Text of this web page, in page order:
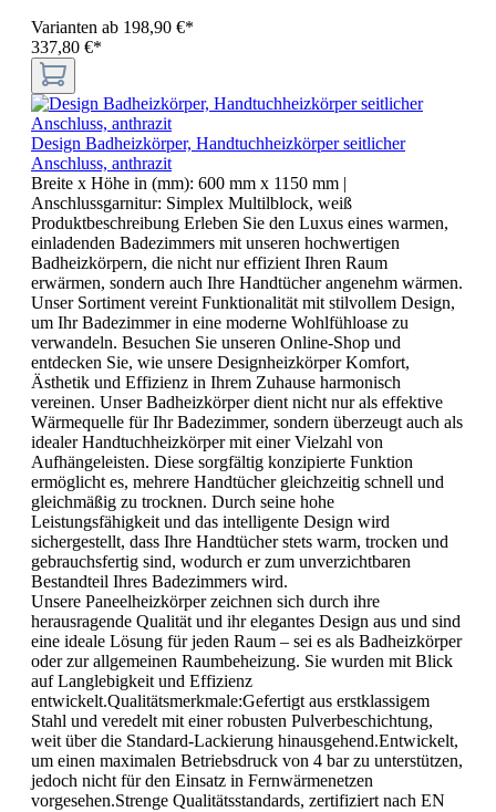
Varianten ab 198,90 €*
337,80 €*
Design Badheizkörper, Handtuchheizkörper seitlicher
Anschluss, anthrazit
Breite x Höhe in (mm): 600 mm x 1150 mm |
Anschlussgarnitur: Simplex Multilblock, weiß
Produktbeschreibung Erleben Sie den Luxus eines warmen,
einladenden Badezimmers mit unseren hochwertigen
Badheizkörpern, die nicht nur effizient Ihren Raum
erwärmen, sondern auch Ihre Handtücher angenehm wärmen.
Unser Sortiment vereint Funktionalität mit stilvollem Design,
um Ihr Badezimmer in eine moderne Wohlfühloase zu
verwandeln. Besuchen Sie unseren Online-Shop und
entdecken Sie, wie unsere Designheizkörper Komfort,
Ästhetik und Effizienz in Ihrem Zuhause harmonisch
vereinen. Unser Badheizkörper dient nicht nur als effektive
Wärmequelle für Ihr Badezimmer, sondern überzeugt auch als
idealer Handtuchheizkörper mit einer Vielzahl von
Aufhängeleisten. Diese sorgfältig konzipierte Funktion
ermöglicht es, mehrere Handtücher gleichzeitig schnell und
gleichmäßig zu trocknen. Durch seine hohe
Leistungsfähigkeit und das intelligente Design wird
sichergestellt, dass Ihre Handtücher stets warm, trocken und
gebrauchsfertig sind, wodurch er zum unverzichtbaren
Bestandteil Ihres Badezimmers wird.
Unsere Paneelheizkörper zeichnen sich durch ihre
herausragende Qualität und ihr elegantes Design aus und sind
eine ideale Lösung für jeden Raum – sei es als Badheizkörper
oder zur allgemeinen Raumbeheizung. Sie wurden mit Blick
auf Langlebigkeit und Effizienz
entwickelt.Qualitätsmerkmale:Gefertigt aus erstklassigem
Stahl und veredelt mit einer robusten Pulverbeschichtung,
weit über die Standard-Lackierung hinausgehend.Entwickelt,
um einen maximalen Betriebsdruck von 4 bar zu unterstützen,
jedoch nicht für den Einsatz in Fernwärmenetzen
vorgesehen.Strenge Qualitätsstandards, zertifiziert nach EN